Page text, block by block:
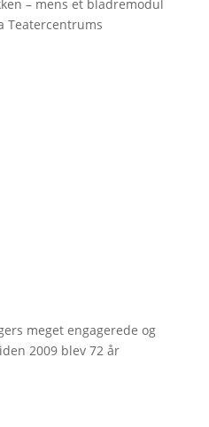
– mens et bladremodul
Teatercentrums
meget engagerede og
2009 blev 72 år